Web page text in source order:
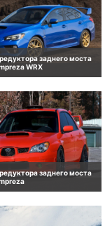
заднего моста
WRX
заднего моста